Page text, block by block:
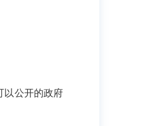
公开的政府